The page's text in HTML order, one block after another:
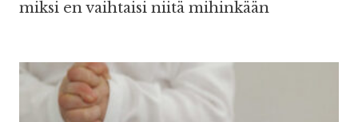
miksi en vaihtaisi niitä mihinkään